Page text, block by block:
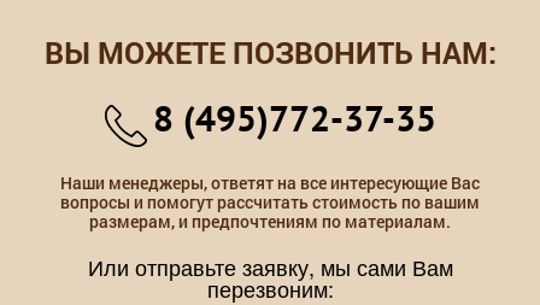
ВЫ МОЖЕТЕ ПОЗВОНИТЬ НАМ:
8 (495)772-37-35
Наши менеджеры, ответят на все интересующие Вас
вопросы и помогут рассчитать стоимость по вашим
размерам, и предпочтениям по материалам.
Или отправьте заявку, мы сами Вам
перезвоним: